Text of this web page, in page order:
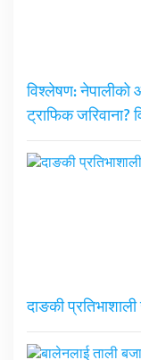
विश्लेषण: नेपालीको
ट्राफिक जरिवाना?
दाङकी